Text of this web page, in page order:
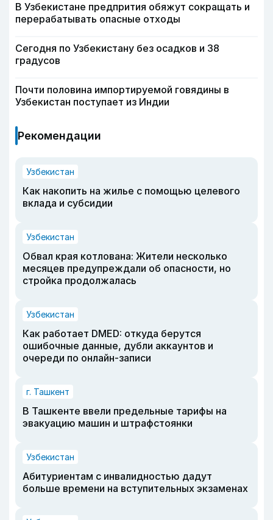
В Узбекистане предпрития обяжут сокращать и
перерабатывать опасные отходы
Сегодня по Узбекистану без осадков и 38
градусов
Почти половина импортируемой говядины в
Узбекистан поступает из Индии
Рекомендации
Узбекистан
Как накопить на жилье с помощью целевого
вклада и субсидии
Узбекистан
Обвал края котлована: Жители несколько
месяцев предупреждали об опасности, но
стройка продолжалась
Узбекистан
Как работает DMED: откуда берутся
ошибочные данные, дубли аккаунтов и
очереди по онлайн-записи
г. Ташкент
В Ташкенте ввели предельные тарифы на
эвакуацию машин и штрафстоянки
Узбекистан
Абитуриентам с инвалидностью дадут
больше времени на вступительных экзаменах